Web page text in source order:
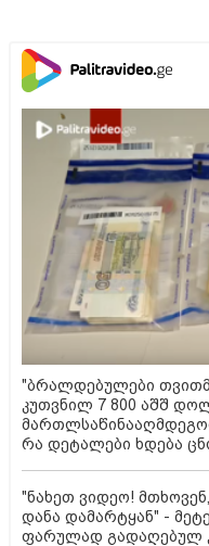
"ბრალდებულები
კუთვნილ 7 800 აშშ
რა დეტალები ხდება
"ნახეთ ვიდეო!
დანა დამარტყან" -
ფარულად გადაღებულ